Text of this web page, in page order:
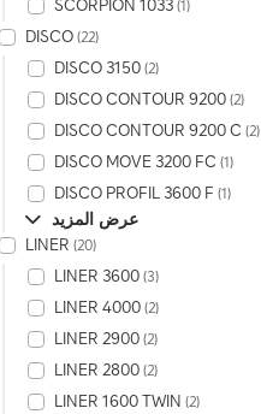
SCORPION 1033(1)
DISCO(22)
DISCO 3150(2)
DISCO CONTOUR 9200(2)
DISCO CONTOUR 9200 C (2)
DISCO MOVE 3200 FC (1)
DISCO PROFIL 3600 F (1)
عرض المزيد
LINER (20)
LINER 3600(3)
LINER 4000(2)
LINER 2900(2)
LINER 2800(2)
LINER 1600 TWIN (2)